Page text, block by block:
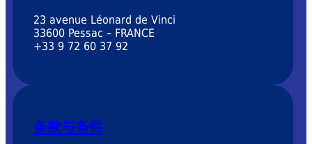
23 avenue Léonard de Vinci
33600 Pessac – FRANCE
+33 9 72 60 37 92
条款与条件